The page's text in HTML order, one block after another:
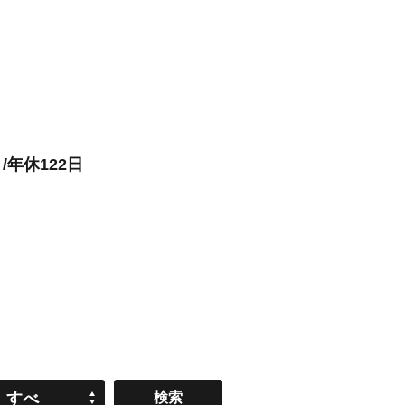
休122日
すべ